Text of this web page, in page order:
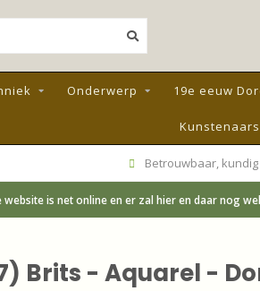
Onderwerp 19e eeuw
Kunstenaars
Betrouwbaar,
website is net online en er zal hier en daar nog
Brits - Aquarel -